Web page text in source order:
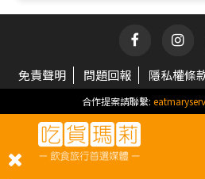
免責聲明 問題回報 隱私權條
合作提案請聯繫: